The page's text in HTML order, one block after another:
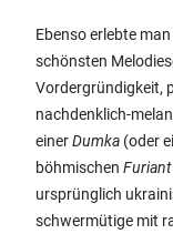
Ebenso erlebte
schönsten
Vordergründigkeit,
nachdenklich-
einerDumka (oder
böhmischen Furiant
ursprünglich
schwermütige mit